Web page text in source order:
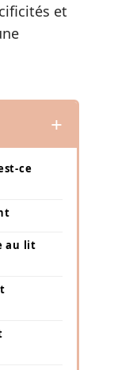
et
ce
au lit